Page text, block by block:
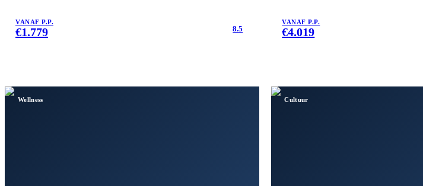
VANAF P.P.
€1.779 8.5
VANAF P.P.
€4.019
Wellness Cultuur